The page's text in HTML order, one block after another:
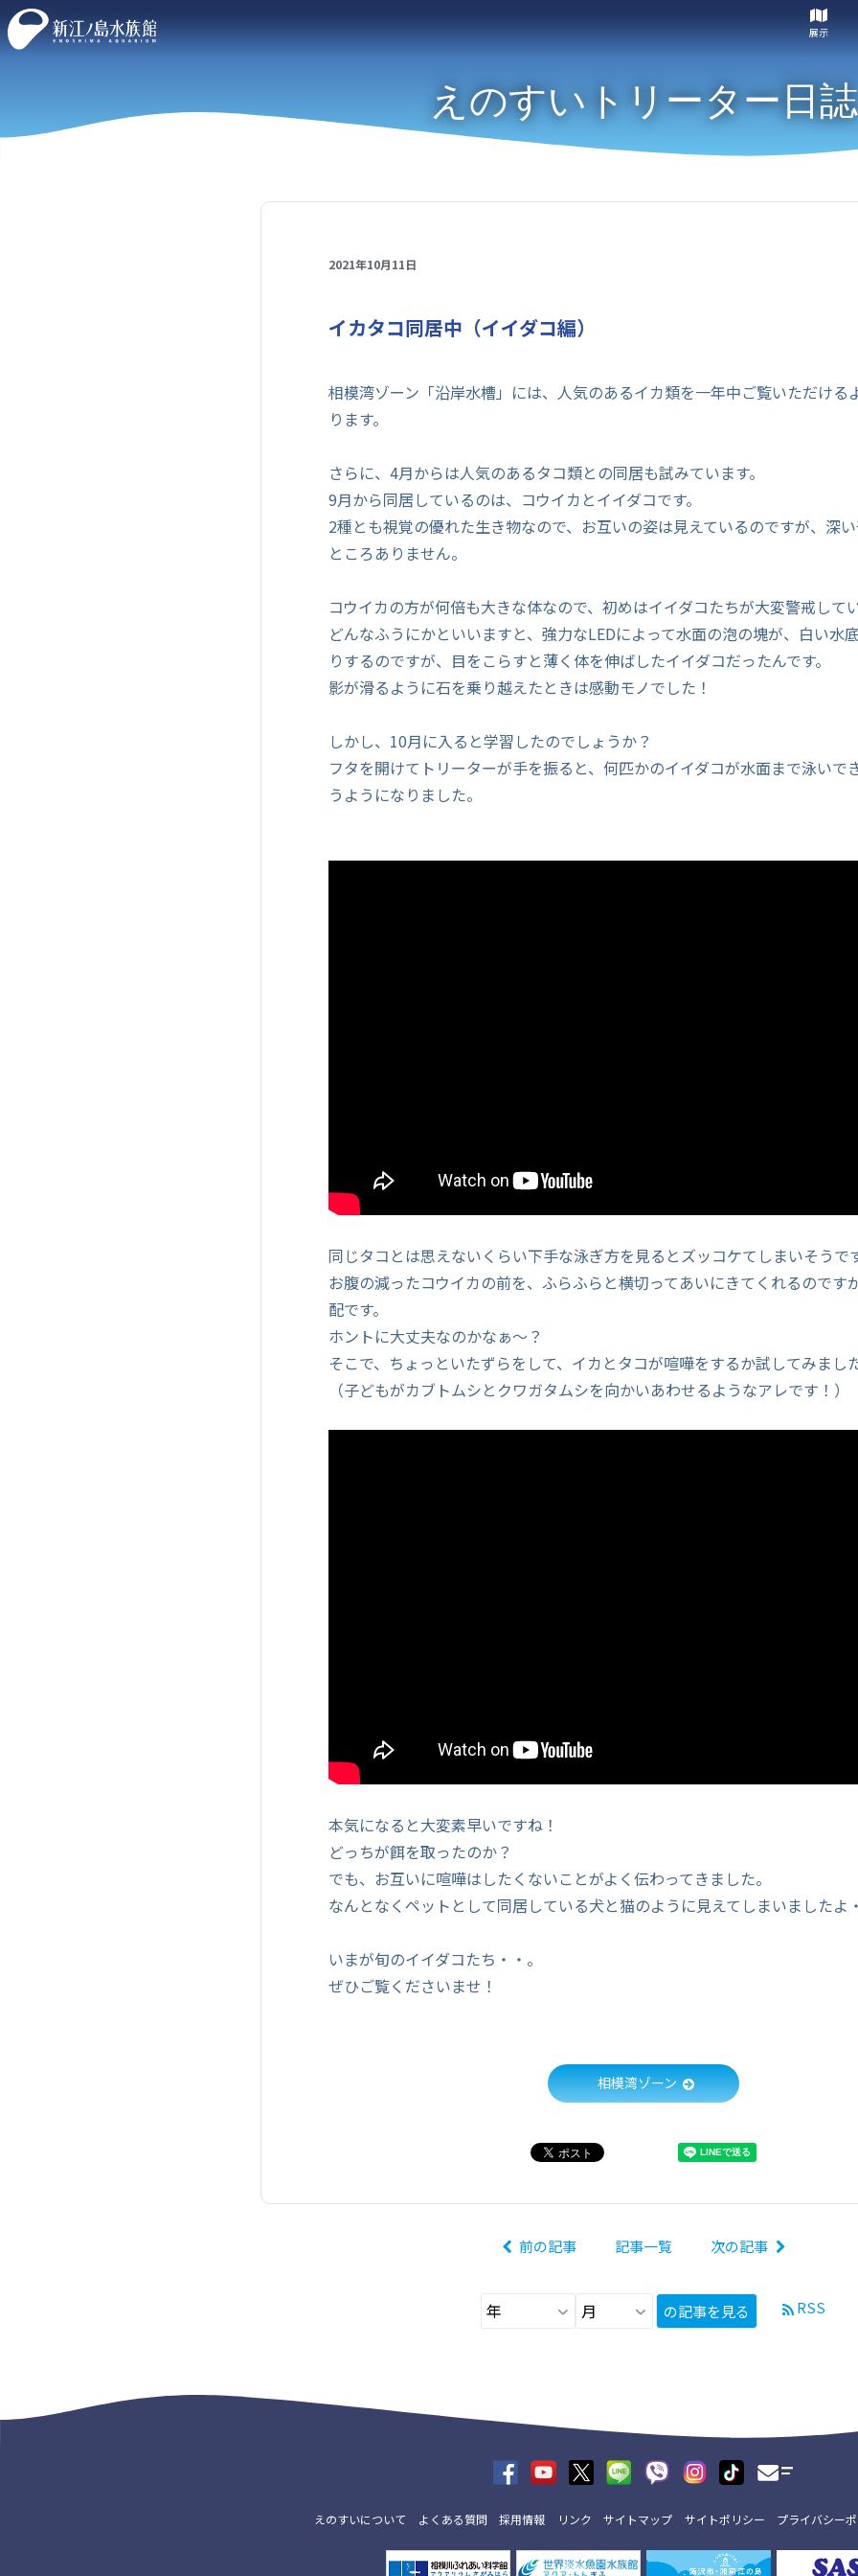
展示
えのすいトリーター日誌
2021年10月11日
イカタコ同居中（イイダコ編）
相模湾ゾーン「沿岸水槽」には、人気のあるイカ類を一年中ご覧いただける
ります。
さらに、4月からは人気のあるタコ類との同居も試みています。
9月から同居しているのは、コウイカとイイダコです。
2種とも視覚の優れた生き物なので、お互いの姿は見えているのですが、深
ところありません。
コウイカの方が何倍も大きな体なので、初めはイイダコたちが大変警戒して
どんなふうにかといいますと、強力なLEDによって水面の泡の塊が、白い水
りするのですが、目をこらすと薄く体を伸ばしたイイダコだったんです。
影が滑るように石を乗り越えたときは感動モノでした！
しかし、10月に入ると学習したのでしょうか？
フタを開けてトリーターが手を振ると、何匹かのイイダコが水面まで泳いで
うようになりました。
同じタコとは思えないくらい下手な泳ぎ方を見るとズッコケてしまいそうで
お腹の減ったコウイカの前を、ふらふらと横切ってあいにきてくれるのです
配です。
ホントに大丈夫なのかなぁ～？
そこで、ちょっといたずらをして、イカとタコが喧嘩をするか試してみまし
（子どもがカブトムシとクワガタムシを向かいあわせるようなアレです！）
本気になると大変素早いですね！
どっちが餌を取ったのか？
でも、お互いに喧嘩はしたくないことがよく伝わってきました。
なんとなくペットとして同居している犬と猫のように見えてしまいましたよ
いまが旬のイイダコたち・・。
ぜひご覧くださいませ！
相模湾ゾーン
前の記事 記事一覧 次の記事
の記事を見る RSS
えのすいについて よくある質問 採用情報 リンク サイトマップ サイトポリシー プライバシー